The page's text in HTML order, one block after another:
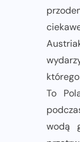
To
wodą